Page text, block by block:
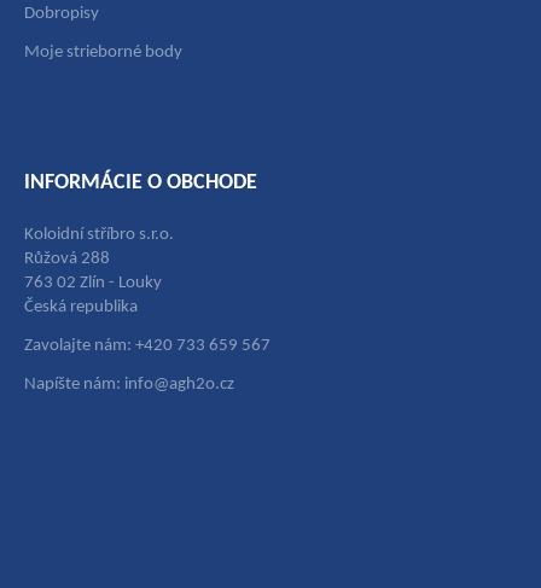
Dobropisy
Moje strieborné body
INFORMÁCIE O OBCHODE
Koloidní stříbro s.r.o.
Růžová 288
763 02 Zlín - Louky
Česká republika
Zavolajte nám: +420 733 659 567
Napíšte nám: info@agh2o.cz